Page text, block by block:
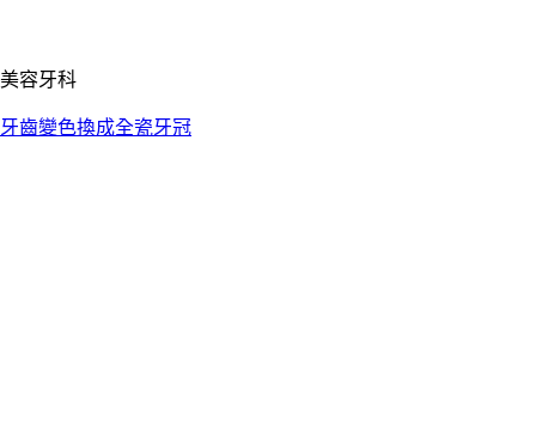
美容牙科
牙齒變色換成全瓷牙冠